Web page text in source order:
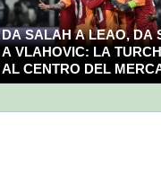
DA SALAH A LEAO, DA
A VLAHOVIC: LA
AL CENTRO DEL